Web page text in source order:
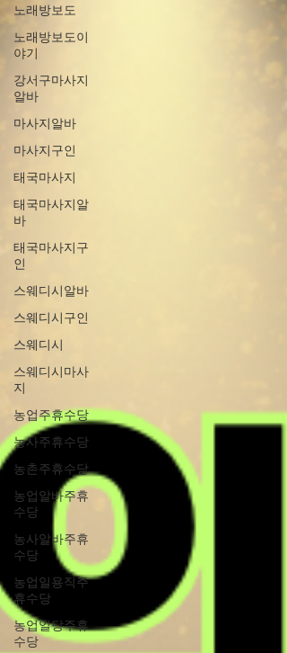
노래방보도
노래방보도이
야기
강서구마사지
알바
마사지알바
마사지구인
태국마사지
태국마사지알
바
태국마사지구
인
스웨디시알바
스웨디시구인
스웨디시
스웨디시마사
지
농업주휴수당
농사주휴수당
농촌주휴수당
농업알바주휴
수당
농사알바주휴
수당
농업일용직주
휴수당
농업일당주휴
수당